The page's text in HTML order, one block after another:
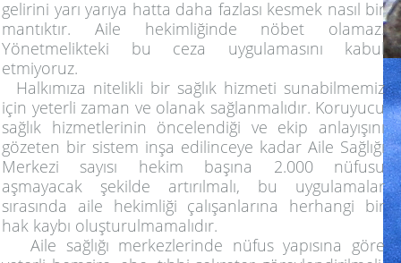
gelirini yarı yarıya hatta daha fazlası kesmek nasıl bir
mantıktır. Aile hekimliğinde nöbet olamaz.
Yönetmelikteki bu ceza uygulamasını kabul
etmiyoruz.
Halkımıza nitelikli bir sağlık hizmeti sunabilmemiz
için yeterli zaman ve olanak sağlanmalıdır. Koruyucu
sağlık hizmetlerinin öncelendiği ve ekip anlayışını
gözeten bir sistem inşa edilinceye kadar Aile Sağlığı
Merkezi sayısı hekim başına 2.000 nüfusu
aşmayacak şekilde artırılmalı, bu uygulamalar
sırasında aile hekimliği çalışanlarına herhangi bir
hak kaybı oluşturulmamalıdır.
Aile sağlığı merkezlerinde nüfus yapısına göre